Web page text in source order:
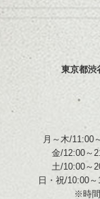
東京都渋
月～木/11:00
金/12:00～
土/10:00～
日・祝/10:00
※時間